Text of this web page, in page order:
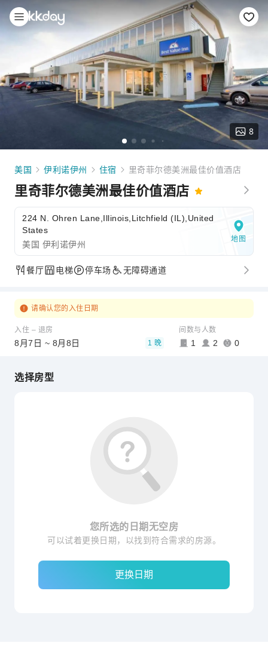
8
美国 伊利诺伊州 住宿 里奇菲尔德美洲最佳价值酒店
里奇菲尔德美洲最佳价值酒店
224 N. Ohren Lane,Illinois,Litchfield (IL),United
States
美国 伊利诺伊州
地图
餐厅 电梯 停车场 无障碍通道
请确认您的入住日期
入住 – 退房
8月7日 ~ 8月8日 1 晚
间数与人数
1 2 0
选择房型
您所选的日期无空房
可以试着更换日期，以找到符合需求的房源。
更换日期